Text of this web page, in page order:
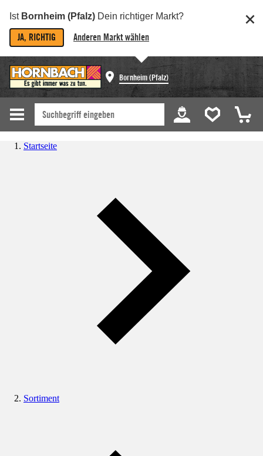
Ist Bornheim (Pfalz) Dein richtiger Markt?
JA, RICHTIG Anderen Markt wählen
Bornheim (Pfalz)
Startseite
Sortiment